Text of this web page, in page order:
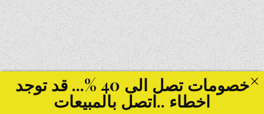
خصومات تصل الى 40 %... قد توجد
اخطاء ..اتصل بالمبيعات